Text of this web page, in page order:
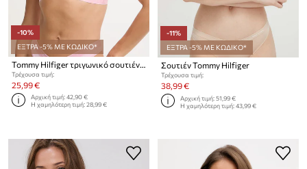
-10%
ΕΞΤΡΑ -5% ΜΕ ΚΩΔΙΚΟ*
Τρέχουσα τιμή:
25,99 €
Αρχική τιμή:42,90 €
Η χαμηλότερη τιμή:28,99 €
-11%
ΕΞΤΡΑ -5% ΜΕ ΚΩΔΙΚΟ*
Σουτιέν Tommy Hilfiger
Τρέχουσα τιμή:
38,99 €
Αρχική τιμή:51,99 €
Η χαμηλότερη τιμή:43,99 €